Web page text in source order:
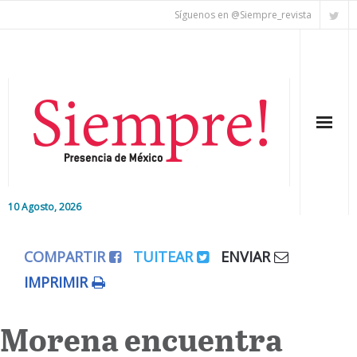
Síguenos en @Siempre_revista
10 Agosto, 2026
Editorial
Colaboradores
COMPARTIR TUITEAR
ENVIAR
IMPRIMIR
Morena encuentra